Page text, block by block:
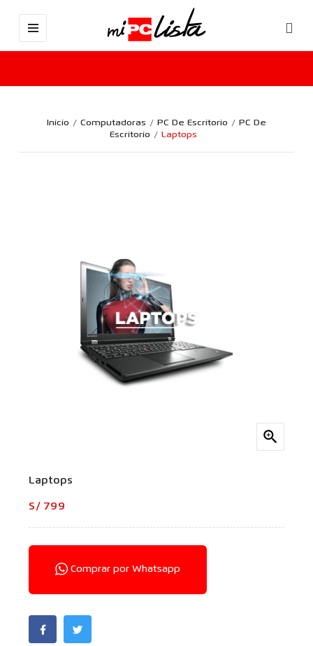
Inicio Computadoras PC De Escritorio
PC De
Escritorio
Laptops

Laptops
S/ 799
Comprar por Whatsapp